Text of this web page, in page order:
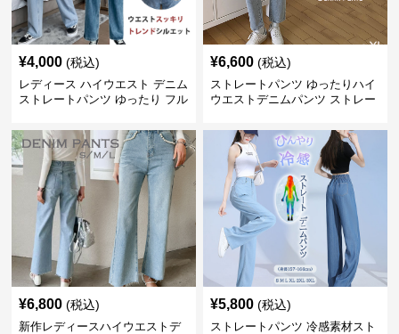
¥4,000 (税込)
レディース ハイウエスト デニム
ストレートパンツ ゆったり フル
¥6,600 (税込)
ストレートパンツ ゆったりハイ
ウエストデニムパンツ ストレー
¥6,800 (税込)
新作レディースハイウエストデ
¥5,800 (税込)
ストレートパンツ 冷感素材スト